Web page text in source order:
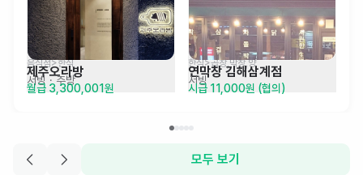
음식점>한식
제주오라방
서빙 · 주방
월급 3,300,001원
한식>곱창,막창,양
연막창 김해삼계점
서빙
시급 11,000원 (협의)
모두 보기